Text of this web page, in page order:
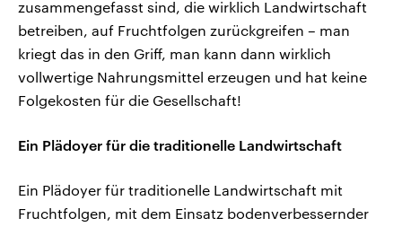
zusammengefasst sind, die wirklich Landwirtschaft
betreiben, auf Fruchtfolgen zurückgreifen – man
kriegt das in den Griff, man kann dann wirklich
vollwertige Nahrungsmittel erzeugen und hat keine
Folgekosten für die Gesellschaft!
Ein Plädoyer für die traditionelle Landwirtschaft
Ein Plädoyer für traditionelle Landwirtschaft mit
Fruchtfolgen, mit dem Einsatz bodenverbessernder